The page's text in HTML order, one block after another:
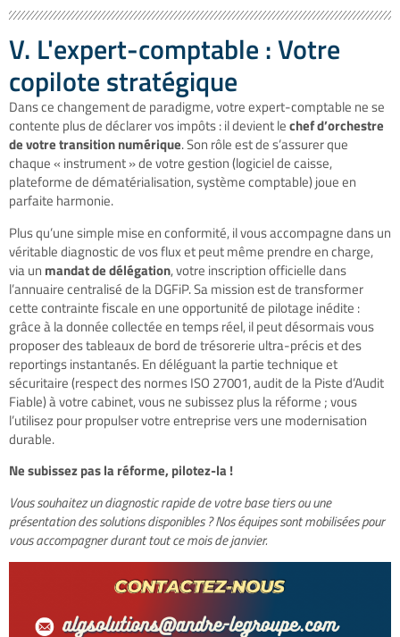
V. L'expert-comptable : Votre
copilote stratégique
Dans ce changement de paradigme, votre expert-comptable ne se
contente plus de déclarer vos impôts : il devient lechef d’orchestre
de votre transition numérique. Son rôle est de s’assurer que
chaque « instrument » de votre gestion (logiciel de caisse,
plateforme de dématérialisation, système comptable) joue en
parfaite harmonie.
Plus qu’une simple mise en conformité, il vous accompagne dans un
véritable diagnostic de vos flux et peut même prendre en charge,
via un mandat de délégation, votre inscription officielle dans
l’annuaire centralisé de la DGFiP. Sa mission est de transformer
cette contrainte fiscale en une opportunité de pilotage inédite :
grâce à la donnée collectée en temps réel, il peut désormais vous
proposer des tableaux de bord de trésorerie ultra-précis et des
reportings instantanés. En déléguant la partie technique et
sécuritaire (respect des normes ISO 27001, audit de la Piste d’Audit
Fiable) à votre cabinet, vous ne subissez plus la réforme ; vous
l’utilisez pour propulser votre entreprise vers une modernisation
durable.
Ne subissez pas la réforme, pilotez-la !
Vous souhaitez un diagnostic rapide de votre base tiers ou une
présentation des solutions disponibles ? Nos équipes sont mobilisées pour
vous accompagner durant tout ce mois de janvier.